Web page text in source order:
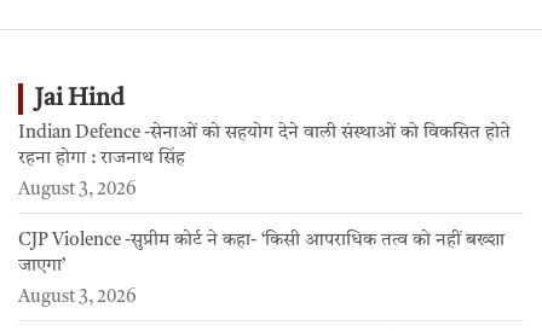
Jai Hind
Indian Defence -सेनाओं को सहयोग देने वाली संस्थाओं को विकसित होते
रहना होगा : राजनाथ सिंह
August 3, 2026
CJP Violence -सुप्रीम कोर्ट ने कहा- ‘किसी आपराधिक तत्व को नहीं बख्शा
जाएगा’
August 3, 2026